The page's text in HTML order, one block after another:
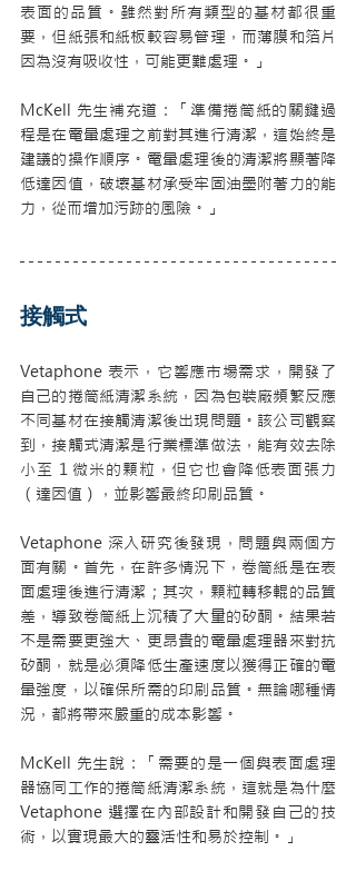
表面的品質。雖然對所有類型的基材都很重
要，但紙張和紙板較容易管理，而薄膜和箔片
因為沒有吸收性，可能更難處理。」
McKell 先生補充道：「準備捲筒紙的關鍵過
程是在電暈處理之前對其進行清潔，這始終是
建議的操作順序。電暈處理後的清潔將顯著降
低達因值，破壞基材承受牢固油墨附著力的能
力，從而增加污跡的風險。」
接觸式
Vetaphone 表示，它響應市場需求，開發了
自己的捲筒紙清潔系統，因為包裝廠頻繁反應
不同基材在接觸清潔後出現問題。該公司觀察
到，接觸式清潔是行業標準做法，能有效去除
小至 1 微米的顆粒，但它也會降低表面張力
（達因值），並影響最終印刷品質。
Vetaphone 深入研究後發現，問題與兩個方
面有關。首先，在許多情況下，卷筒紙是在表
面處理後進行清潔；其次，顆粒轉移輥的品質
差，導致卷筒紙上沉積了大量的矽酮。結果若
不是需要更強大、更昂貴的電暈處理器來對抗
矽酮，就是必須降低生產速度以獲得正確的電
暈強度，以確保所需的印刷品質。無論哪種情
況，都將帶來嚴重的成本影響。
McKell 先生說：「需要的是一個與表面處理
器協同工作的捲筒紙清潔系統，這就是為什麼
Vetaphone 選擇在內部設計和開發自己的技
術，以實現最大的靈活性和易於控制。」